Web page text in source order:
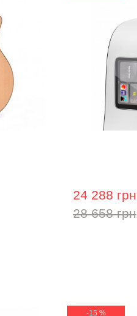
24 288 грн
28 658 грн
-15 %